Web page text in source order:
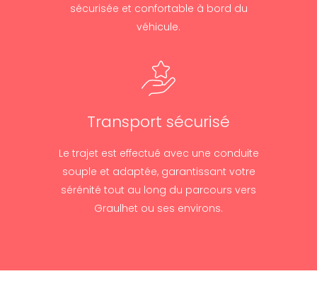
sécurisée et confortable à bord du
véhicule.
Transport sécurisé
Le trajet est effectué avec une conduite
souple et adaptée, garantissant votre
sérénité tout au long du parcours vers
Graulhet ou ses environs.